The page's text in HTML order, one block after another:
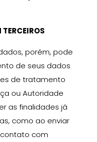
porém, pode
de seus dados
de tratamento
ou Autoridade
as finalidades já
como ao enviar
com